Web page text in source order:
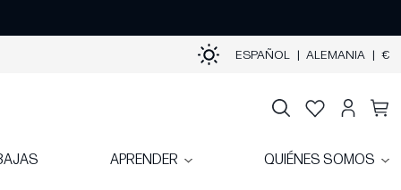
ESPAÑOL | ALEMANIA | €
APRENDER QUIÉNES SOMOS